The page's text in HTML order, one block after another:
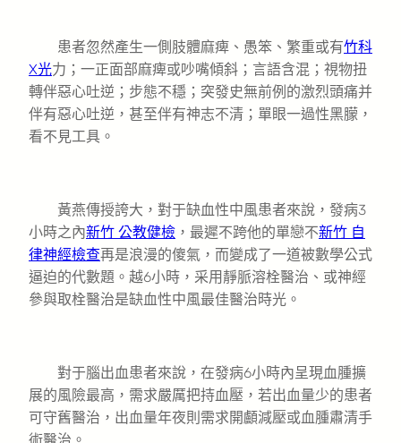
患者忽然產生一側肢體麻痺、愚笨、繁重或有竹科
X光力；一正面部麻痺或吵嘴傾斜；言語含混；視物扭
轉伴惡心吐逆；步態不穩；突發史無前例的激烈頭痛并
伴有惡心吐逆，甚至伴有神志不清；單眼一過性黑朦，
看不見工具。
黃燕傳授誇大，對于缺血性中風患者來說，發病3
小時之內新竹 公教健檢 ，最遲不跨他的單戀不新竹 自
律神經檢查再是浪漫的傻氣，而變成了一道被數學公式
逼迫的代數題。越6小時，采用靜脈溶栓醫治、或神經
參與取栓醫治是缺血性中風最佳醫治時光。
對于腦出血患者來說，在發病6小時內呈現血腫擴
展的風險最高，需求嚴厲把持血壓，若出血量少的患者
可守舊醫治，出血量年夜則需求開顱減壓或血腫肅清手